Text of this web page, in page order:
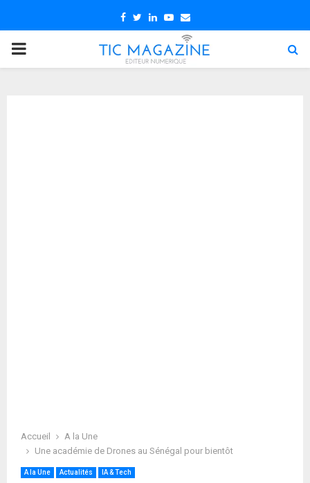
Facebook
TwitterLinkedin
Youtube
Email
PRIMARY
Accueil
A la Une
Une académie de Drones au Sénégal pour bientôt
A la Une Actualités IA & Tech